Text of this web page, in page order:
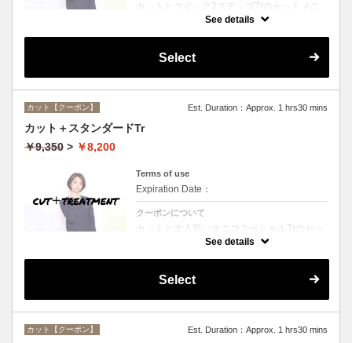
カットとクイック2ステップTrのセットメニ
ュー☆シャンプー、ブロー付。ロング料金な
See details
Select
カット【クーポン】 Est. Duration：Approx. 1 hrs30 mins
カット＋スタンダードTr
￥9,350 > ￥8,200
Terms of use
Expiration Date：
クーポンについて
カットと大人気ハホニコスペシャルTrのセッ
トメニュー☆シャンプー、ブロー付。ロング
See details
Select
カット【クーポン】 Est. Duration：Approx. 1 hrs30 mins